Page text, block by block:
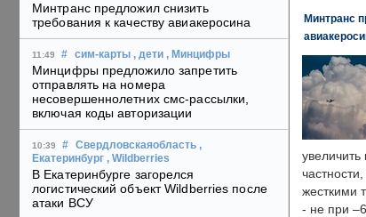
Минтранс предложил снизить
требования к качеству авиакеросина
11:49 # сим-карты , дети , Минцифры
Минцифры предложило запретить
отправлять на номера
несовершеннолетних смс-рассылки,
включая коды авторизации
10:39 # Свердловскаяобласть ,
Екатеринбург , Wildberries
В Екатеринбурге загорелся
логистический объект Wildberries после
атаки ВСУ
Минтранс
увеличить
жесткими
- не при